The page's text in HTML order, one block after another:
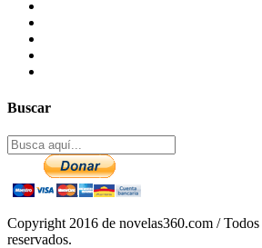
Buscar
Copyright 2016 de novelas360.com / Todos
reservados.